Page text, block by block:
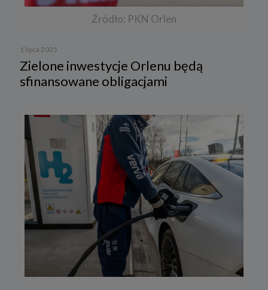
Źródło: PKN Orlen
1 lipca 2025
Zielone inwestycje Orlenu będą
sfinansowane obligacjami